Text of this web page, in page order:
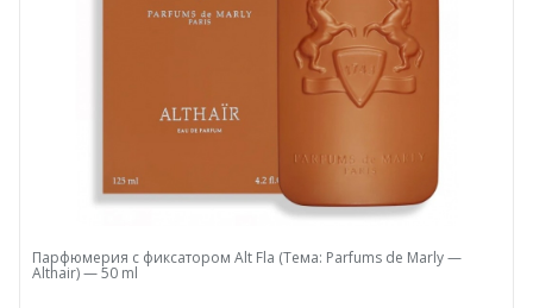
Парфюмерия с фиксатором Alt Fla (Тема: Parfums de Marly —
Althair) — 50 ml